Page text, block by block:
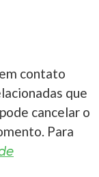
contato
que
cancelar o
Para